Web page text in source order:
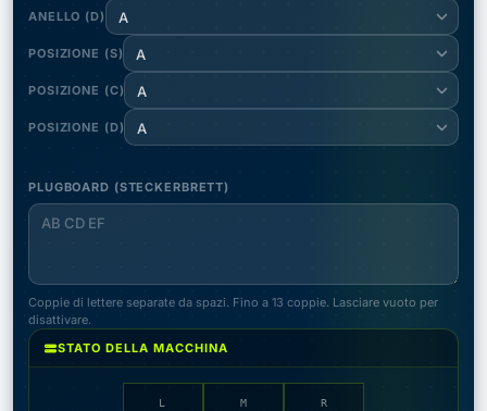
ANELLO (D) A
POSIZIONE (S) A
POSIZIONE (C) A
POSIZIONE (D) A
PLUGBOARD (STECKERBRETT)
Coppie di lettere separate da spazi. Fino a 13 coppie. Lasciare vuoto per
disattivare.
STATO DELLA MACCHINA
L M R